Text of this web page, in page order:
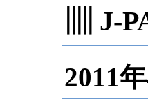
▥ J-
2011